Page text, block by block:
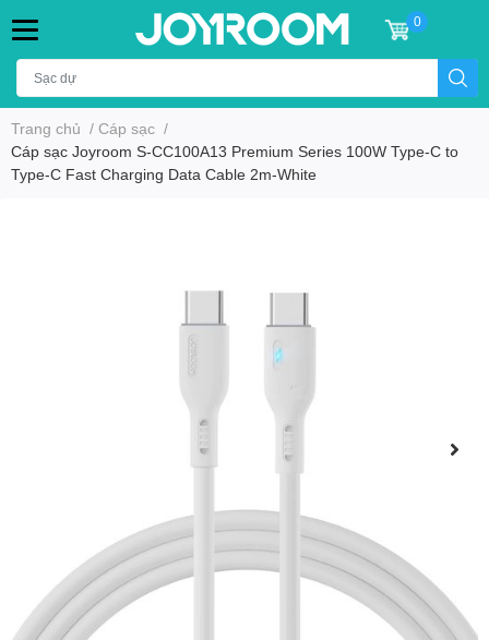
0
Trang chủ / Cáp sạc /
Cáp sạc Joyroom S-CC100A13 Premium Series 100W Type-C to
Type-C Fast Charging Data Cable 2m-White